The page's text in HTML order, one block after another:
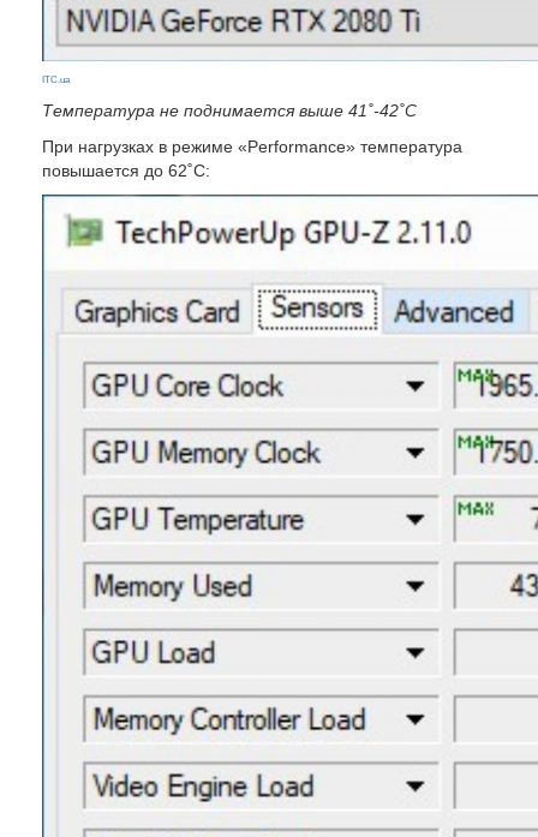
ITC.ua
Температура не поднимается выше 41˚-42˚C
При нагрузках в режиме «Performance» температура
повышается до 62˚С: